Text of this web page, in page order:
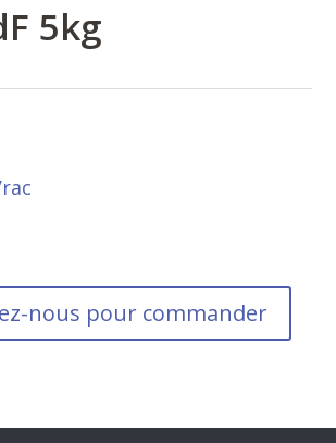
5kg
nous pour commander